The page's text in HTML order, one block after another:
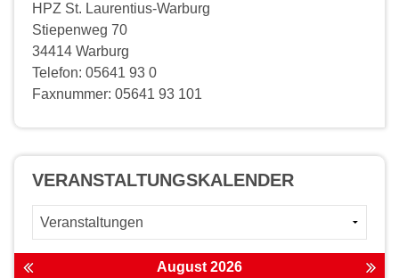
HPZ St. Laurentius-Warburg
Stiepenweg 70
34414 Warburg
Telefon: 05641 93 0
Faxnummer: 05641 93 101
VERANSTALTUNGS­KALENDER
August 2026